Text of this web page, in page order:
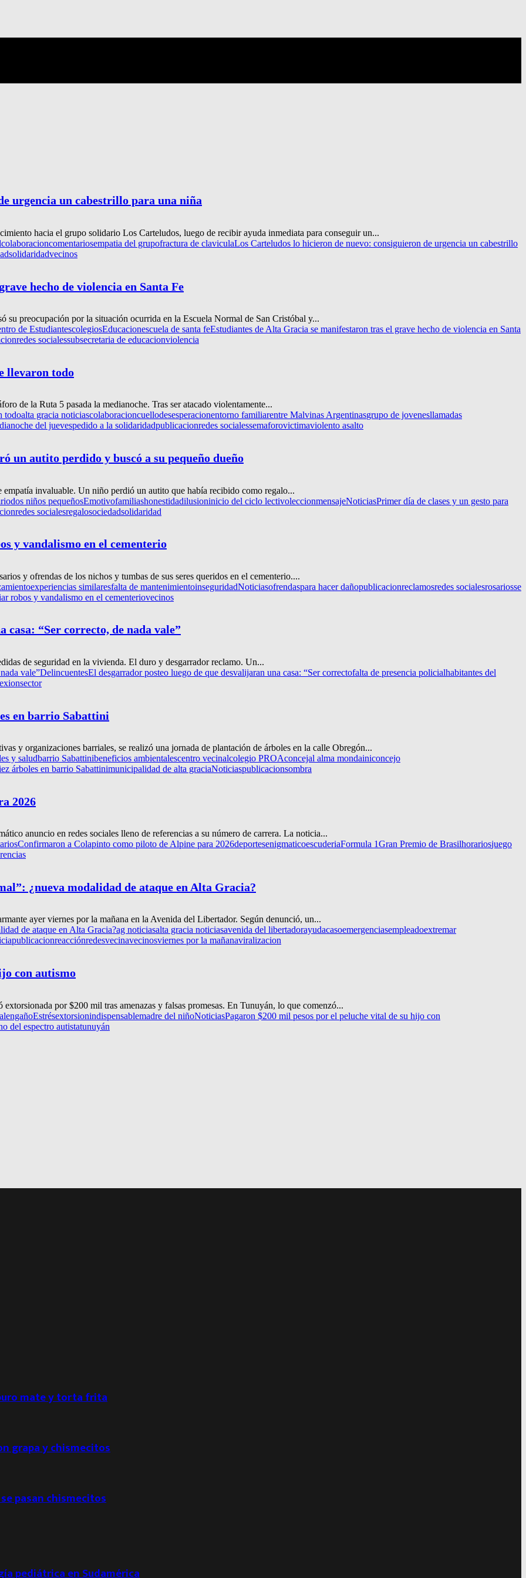
urgencia un cabestrillo para una niña
hacia el grupo solidario Los Carteludos, luego de recibir ayuda inmediata para conseguir un...
colaboracioncomentariosempatia del grupofractura de claviculaLos Carteludos lo hicieron de nuevo: consiguieron de urgencia un cabestrillo
solidaridadvecinos
hecho de violencia en Santa Fe
su preocupación por la situación ocurrida en la Escuela Normal de San Cristóbal y...
de EstudiantescolegiosEducacionescuela de santa feEstudiantes de Alta Gracia se manifestaron tras el grave hecho de violencia en Santa
redes socialessubsecretaria de educacionviolencia
llevaron todo
de la Ruta 5 pasada la medianoche. Tras ser atacado violentamente...
todoalta gracia noticiascolaboracioncuellodesesperacionentorno familiarentre Malvinas Argentinasgrupo de jovenesllamadas
del juevespedido a la solidaridadpublicacionredes socialessemaforovictimaviolento asalto
un autito perdido y buscó a su pequeño dueño
invaluable. Un niño perdió un autito que había recibido como regalo...
dos niños pequeñosEmotivofamiliashonestidadilusioninicio del ciclo lectivoleccionmensajeNoticiasPrimer día de clases y un gesto para
redes socialesregalosociedadsolidaridad
y vandalismo en el cementerio
y ofrendas de los nichos y tumbas de sus seres queridos en el cementerio....
experiencias similaresfalta de mantenimientoinseguridadNoticiasofrendaspara hacer dañopublicacionreclamosredes socialesrosariosse
robos y vandalismo en el cementeriovecinos
casa: “Ser correcto, de nada vale”
de seguridad en la vivienda. El duro y desgarrador reclamo. Un...
vale”DelincuentesEl desgarrador posteo luego de que desvalijaran una casa: “Ser correctofalta de presencia policialhabitantes del
sector
en barrio Sabattini
y organizaciones barriales, se realizó una jornada de plantación de árboles en la calle Obregón...
y saludbarrio Sabattinibeneficios ambientalescentro vecinalcolegio PROAconcejal alma mondainiconcejo
árboles en barrio Sabattinimunicipalidad de alta graciaNoticiaspublicacionsombra
2026
anuncio en redes sociales lleno de referencias a su número de carrera. La noticia...
Confirmaron a Colapinto como piloto de Alpine para 2026deportesenigmaticoescuderiaFormula 1Gran Premio de Brasilhorariosjuego
¿nueva modalidad de ataque en Alta Gracia?
ayer viernes por la mañana en la Avenida del Libertador. Según denunció, un...
de ataque en Alta Gracia?ag noticiasalta gracia noticiasavenida del libertadorayudacasoemergenciasempleadoextremar
publicacionreacciónredesvecinavecinosviernes por la mañanaviralizacion
con autismo
por $200 mil tras amenazas y falsas promesas. En Tunuyán, lo que comenzó...
engañoEstrésextorsionindispensablemadre del niñoNoticiasPagaron $200 mil pesos por el peluche vital de su hijo con
del espectro autistatunuyán
mate y torta frita
grapa y chismecitos
pasan chismecitos
pediátrica en Sudamérica